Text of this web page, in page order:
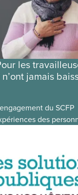
les
jamais
du SCFP
des
et racisées, et de
vous présentons
pour la justice raciale
Autochtones.
Mojica, membre du
raciale.